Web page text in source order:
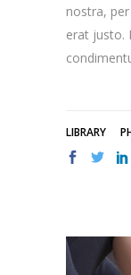
nostra,
erat justo.
LIBRARY